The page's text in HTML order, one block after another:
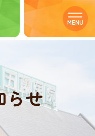
MENU
らせ